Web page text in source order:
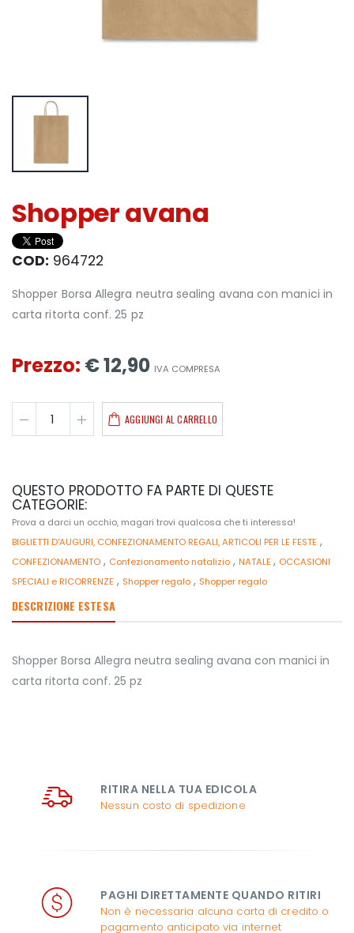
Shopper avana
COD: 964722
Shopper Borsa Allegra neutra sealing avana con manici in
carta ritorta conf. 25 pz
Prezzo: € 12,90 IVA COMPRESA
AGGIUNGI AL CARRELLO
QUESTO PRODOTTO FA PARTE DI QUESTE
CATEGORIE:
Prova a darci un occhio, magari trovi qualcosa che ti interessa!
BIGLIETTI D'AUGURI, CONFEZIONAMENTO REGALI, ARTICOLI PER LE FESTE ,
CONFEZIONAMENTO , Confezionamento natalizio , NATALE, OCCASIONI
SPECIALI e RICORRENZE , Shopper regalo , Shopper regalo
DESCRIZIONE ESTESA
Shopper Borsa Allegra neutra sealing avana con manici in
carta ritorta conf. 25 pz
RITIRA NELLA TUA EDICOLA
Nessun costo di spedizione
PAGHI DIRETTAMENTE QUANDO RITIRI
Non è necessaria alcuna carta di credito o
pagamento anticipato via internet